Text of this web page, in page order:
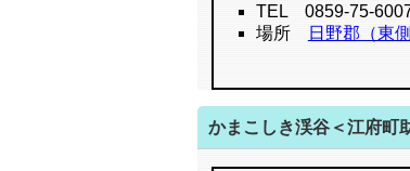
TEL 0859-75-
場所
日野郡（東
かまこしき渓谷＜江府町